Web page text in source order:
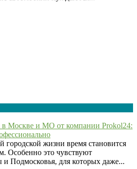
Москве и МО от компании Prokol24:
городской жизни время становится
Особенно это чувствуют
Подмосковья, для которых даже...